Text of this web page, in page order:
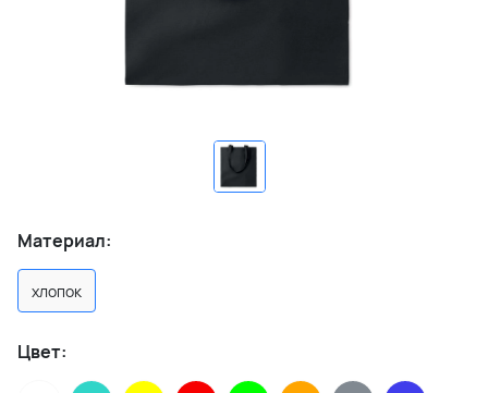
Материал:
хлопок
Цвет: